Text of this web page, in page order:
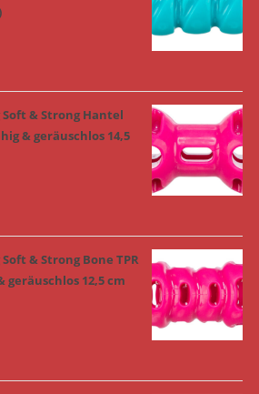
& Strong Hantel
& geräuschlos 14,5
& Strong Bone TPR
12,5 cm